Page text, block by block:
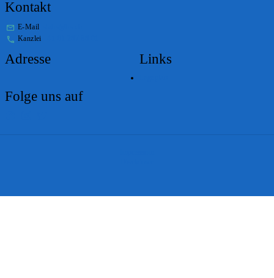
Kontakt
E-Mail
Kanzlei
Adresse Links
Folge uns auf